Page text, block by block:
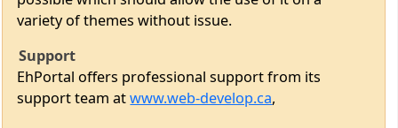
Support
support team at
Perguntas frequentes: Erros comuns de